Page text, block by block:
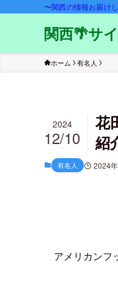
〜関西の情報お届け
関西🌴サ
ホーム 有名人
花
紹
2024
12/10
有名人 2024